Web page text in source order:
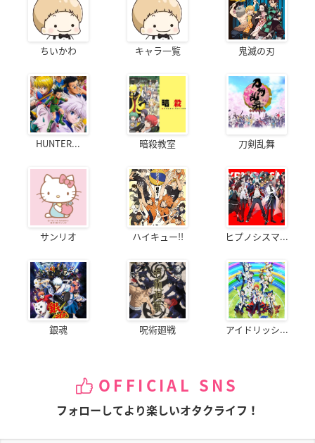
ちいかわ キャラ一覧 鬼滅の刃
HUNTER... 暗殺教室 刀剣乱舞
サンリオ ハイキュー!! ヒプノシスマ...
銀魂 呪術廻戦 アイドリッシ...
OFFICIAL SNS
フォローしてより楽しいオタクライフ！